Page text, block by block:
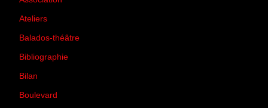
Ateliers
Balados-théâtre
Bibliographie
Bilan
Boulevard